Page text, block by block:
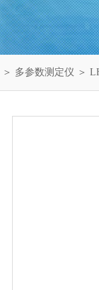
＞ 多参数测定仪 ＞